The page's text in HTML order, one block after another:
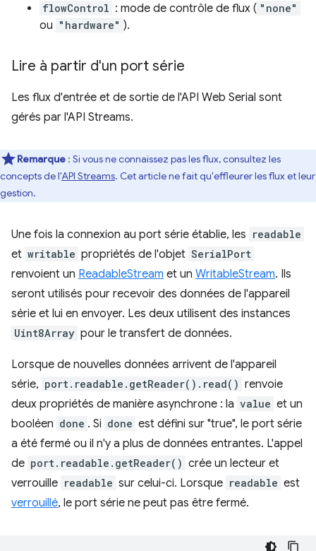
flowControl : mode de contrôle de flux ( "none"
ou "hardware" ).
Lire à partir d'un port série
Les flux d'entrée et de sortie de l'API Web Serial sont
gérés par l'API Streams.
Remarque : Si vous ne connaissez pas les flux, consultez les
concepts de l'API Streams. Cet article ne fait qu'effleurer les flux et leur
gestion.
Une fois la connexion au port série établie, les readable
et writable propriétés de l'objet SerialPort
renvoient un ReadableStream et un WritableStream. Ils
seront utilisés pour recevoir des données de l'appareil
série et lui en envoyer. Les deux utilisent des instances
Uint8Array pour le transfert de données.
Lorsque de nouvelles données arrivent de l'appareil
série, port.readable.getReader().read() renvoie
deux propriétés de manière asynchrone : la value et un
booléen done . Si done est défini sur "true", le port série
a été fermé ou il n'y a plus de données entrantes. L'appel
de port.readable.getReader() crée un lecteur et
verrouille readable sur celui-ci. Lorsque readable est
verrouillé, le port série ne peut pas être fermé.